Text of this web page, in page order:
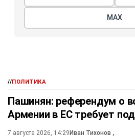
МАХ
//ПОЛИТИКА
Пашинян: референдум о
Армении в ЕС требует
7 августа 2026, 14:29Иван Тихонов ,